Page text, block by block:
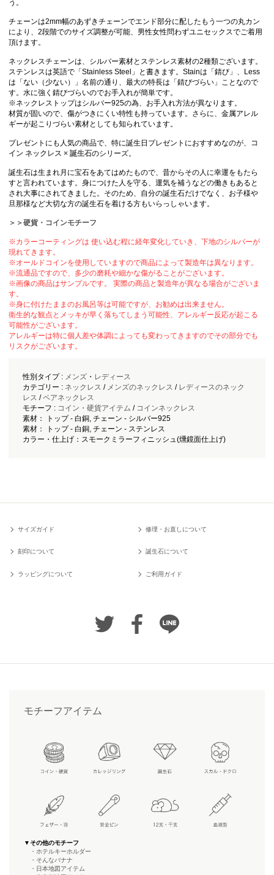
う。
チェーンは2mm幅のあずきチェーンでエンド部分に配したもう一つの丸カン
により、2段階でのサイズ調整が可能、男性女性問わずユニセックスでご着用
頂けます。
ネックレスチェーンは、シルバー素材とステンレス素材の2種類ございます。
ステンレスは英語で「Stainless Steel」と書きます。Stainは「錆び」、Less
は「ない（少ない）」名前の通り、最大の特長は「錆びづらい」ことなので
す。水に強く錆びづらいのでお手入れが簡単です。
※ネックレストップはシルバー925の為、お手入れ方法が異なります。
材質が固いので、傷がつきにくい特性も持っています。さらに、金属アレル
ギーが起こりづらい素材としても知られています。
プレゼントにも人気の商品で、特に誕生日プレゼントにおすすめなのが、
コ
イン ネックレス × 誕生石のシリーズ。
誕生石は生まれ月に宝石をあてはめたもので、昔からその人に幸運をもたら
すと言われています。身につけた人を守る、運気を補うなどの働きもあると
され大事にされてきました。そのため、自分の誕生石だけでなく、お子様や
旦那様など大切な方の誕生石を着ける方もいらっしゃいます。
＞＞硬貨・コインモチーフ
※カラーコーティングは 使い込む程に経年変化していき、下地のシルバーが
現れてきます。
※オールドコインを使用していますので商品によって製造年は異なります。
※流通品ですので、多少の磨耗や細かな傷がることがございます。
※画像の商品はサンプルです。 実際の商品と製造年が異なる場合がございま
す。
※身に付けたままのお風呂等は可能ですが、お勧めは出来ません。
衛生的な観点とメッキが早く落ちてしまう可能性、アレルギー反応が起こる
可能性がございます。
アレルギーは特に個人差や体調によっても変わってきますのでその部分でも
リスクがございます。
性別タイプ : メンズ・ レディース
カテゴリー : ネックレス / メンズのネックレス / レディースのネック
レス /ペアネックレス
モチーフ : コイン・硬貨アイテム / コインネックレス
素材： トップ - 白銅, チェーン - シルバー925
素材： トップ - 白銅, チェーン - ステンレス
カラー・仕上げ：スモークミラーフィニッシュ(燻鏡面仕上げ)
サイズガイド 修理・お直しについて
刻印について 誕生石について
ラッピングについて ご利用ガイド
モチーフアイテム
▼その他のモチーフ
・ホテルキーホルダー
・そんなバナナ
・日本地図アイテム